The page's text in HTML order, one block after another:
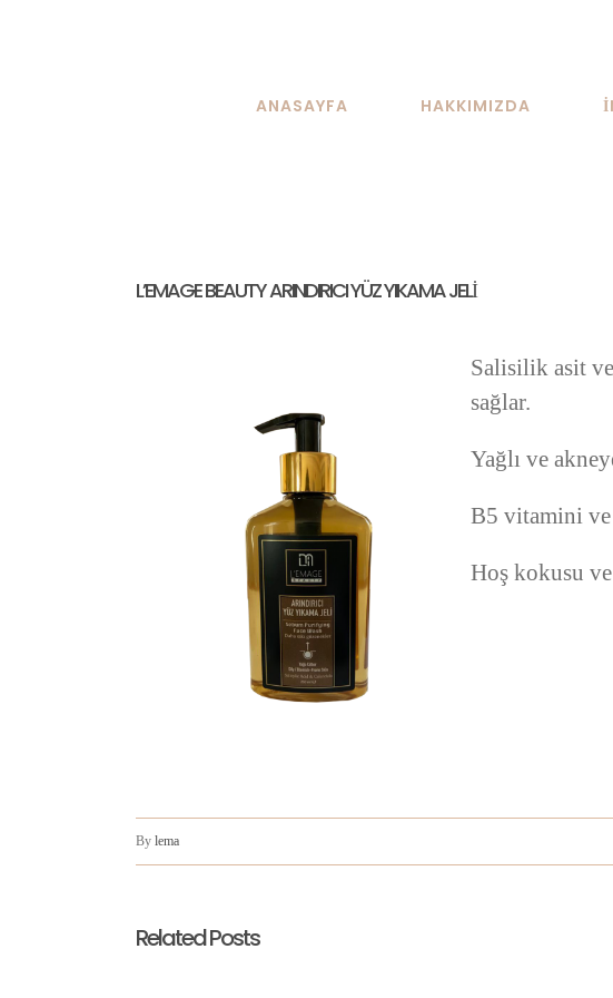
ANASAYFA HAKKIMIZDA
L’EMAGE BEAUTY ARINDIRICI YÜZ YIKAMA JELİ
Salisilik asit
sağlar.
Yağlı ve
B5 vitamini ve
Hoş kokusu
By lema
Related Posts